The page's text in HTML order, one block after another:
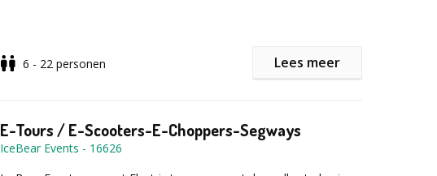
zichtbaar te maken: wie neemt leiding, wie blokkeert, wie blijft
6 - 22 personen Lees meer
E-Tours / E-Scooters-E-Choppers-Segways
IceBear Events - 16626